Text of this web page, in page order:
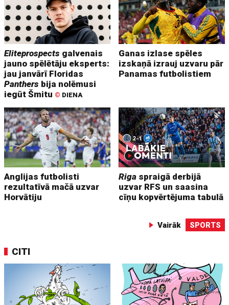
Eliteprospects galvenais
jauno spēlētāju eksperts:
jau janvārī Floridas
Panthers bija nolēmusi
iegūt Šmitu © DIENA
Ganas izlase spēles
izskaņā izrauj uzvaru pār
Panamas futbolistiem
Anglijas futbolisti
rezultatīvā mačā uzvar
Horvātiju
Riga spraigā derbijā
uzvar RFS un saasina
cīņu kopvērtējuma tabulā
Vairāk SPORTS
CITI